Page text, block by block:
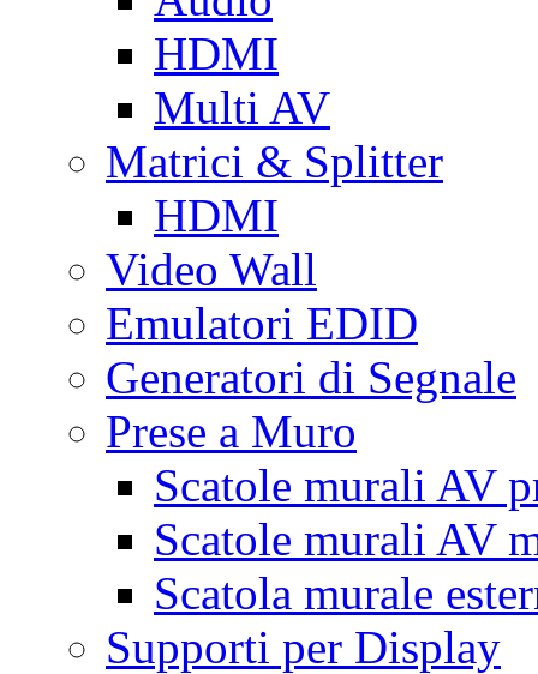
HDMI
Multi AV
Matrici & Splitter
HDMI
Video Wall
Emulatori EDID
Generatori di Segnale
Prese a Muro
Scatole murali AV
Scatole murali AV
Scatola murale
Supporti per Display